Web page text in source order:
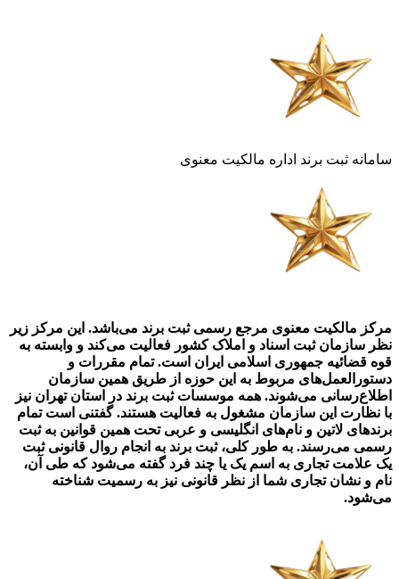
سامانه ثبت برند اداره مالکیت معنوی
مرکز مالکیت معنوی مرجع رسمی ثبت برند می‌باشد. این مرکز زیر
نظر سازمان ثبت اسناد و املاک کشور فعالیت می‌کند و وابسته به
قوه قضائیه جمهوری اسلامی ایران است. تمام مقررات و
دستورالعمل‌های مربوط به این حوزه از طریق همین سازمان
اطلاع‌رسانی می‌شوند. همه موسسات ثبت برند در استان تهران نیز
با نظارت این سازمان مشغول به فعالیت هستند. گفتنی است تمام
برندهای لاتین و نام‌های انگلیسی و عربی تحت همین قوانین به ثبت
رسمی می‌رسند. به طور کلی، ثبت برند به انجام روال قانونی ثبت
یک علامت تجاری به اسم یک یا چند فرد گفته می‌شود که طی آن،
نام و نشان تجاری شما از نظر قانونی نیز به رسمیت شناخته
می‌شود.